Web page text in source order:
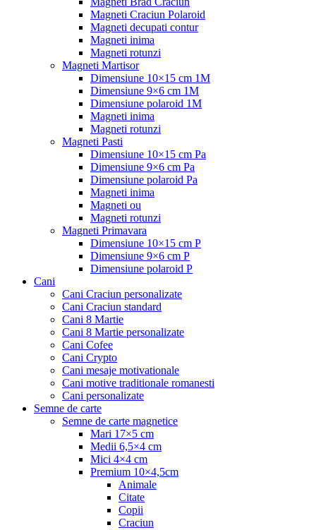
Magneti Craciun Polaroid
Magneti decupati contur
Magneti inima
Magneti rotunzi
Magneti Martisor
Dimensiune 10×15 cm 1M
Dimensiune 9×6 cm 1M
Dimensiune polaroid 1M
Magneti inima
Magneti rotunzi
Magneti Pasti
Dimensiune 10×15 cm Pa
Dimensiune 9×6 cm Pa
Dimensiune polaroid Pa
Magneti inima
Magneti ou
Magneti rotunzi
Magneti Primavara
Dimensiune 10×15 cm P
Dimensiune 9×6 cm P
Dimensiune polaroid P
Cani
Cani Craciun personalizate
Cani Craciun standard
Cani 8 Martie
Cani 8 Martie personalizate
Cani Cofee
Cani Crypto
Cani mesaje motivationale
Cani motive traditionale romanesti
Cani personalizate
Semne de carte
Semne de carte magnetice
Mari 17×5 cm
Medii 6,5×4 cm
Mici 4×4 cm
Premium 10×4,5cm
Animale
Citate
Copii
Craciun